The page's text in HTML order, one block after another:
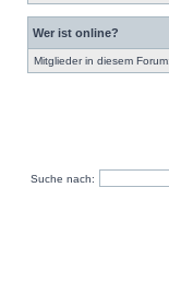
Wer ist online?
Mitglieder in diesem
Suche nach: